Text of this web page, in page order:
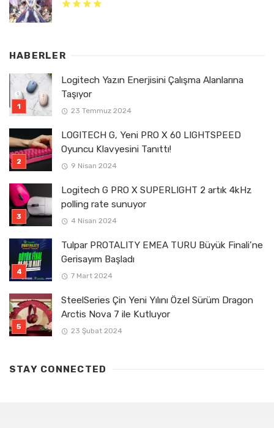
HABERLER
Logitech Yazın Enerjisini Çalışma Alanlarına
Taşıyor
23 Temmuz 2024
LOGITECH G, Yeni PRO X 60 LIGHTSPEED
Oyuncu Klavyesini Tanıttı!
9 Nisan 2024
Logitech G PRO X SUPERLIGHT 2 artık 4kHz
polling rate sunuyor
4 Nisan 2024
Tulpar PROTALITY EMEA TURU Büyük Finali’ne
Gerisayım Başladı
7 Mart 2024
SteelSeries Çin Yeni Yılını Özel Sürüm Dragon
Arctis Nova 7 ile Kutluyor
23 Şubat 2024
STAY CONNECTED